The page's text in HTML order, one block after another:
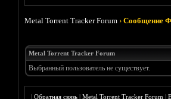
Metal Torrent Tracker Forum ›Сообщение
Metal Torrent Tracker Forum
Выбранный пользователь не существует.
|Обратная связь |Metal Torrent Tracker Forum |